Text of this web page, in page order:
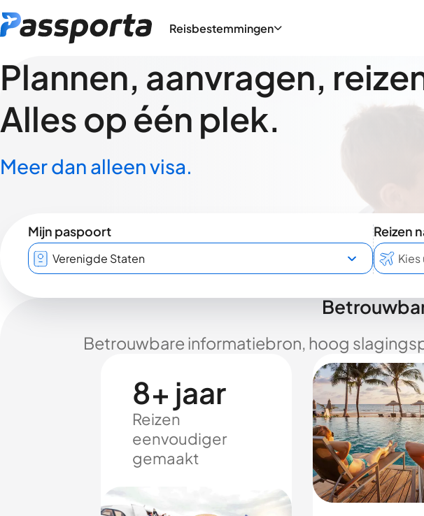
Reisbestemmingen
Plannen, aanvragen,
Alles op één plek.
Meer dan alleen visa.
Mijn paspoort
Reizen
Betrouwbare informatiebron, hoog
8+ jaar
Reizen
eenvoudiger
gemaakt